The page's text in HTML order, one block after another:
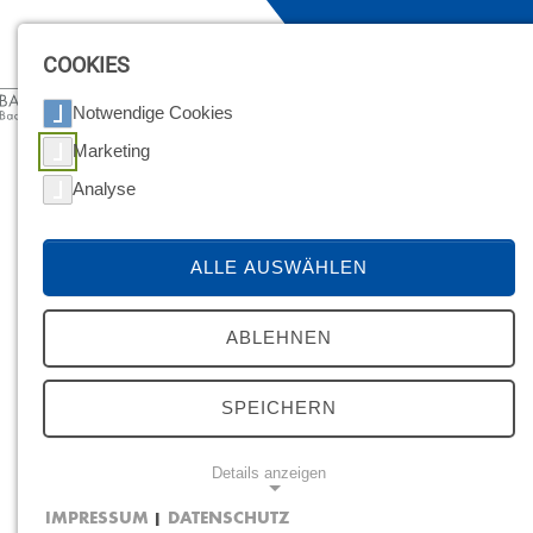
COOKIES
Notwendige Cookies
Marketing
Analyse
ALLE AUSWÄHLEN
ABLEHNEN
SPEICHERN
Details anzeigen
IMPRESSUM DATENSCHUTZ